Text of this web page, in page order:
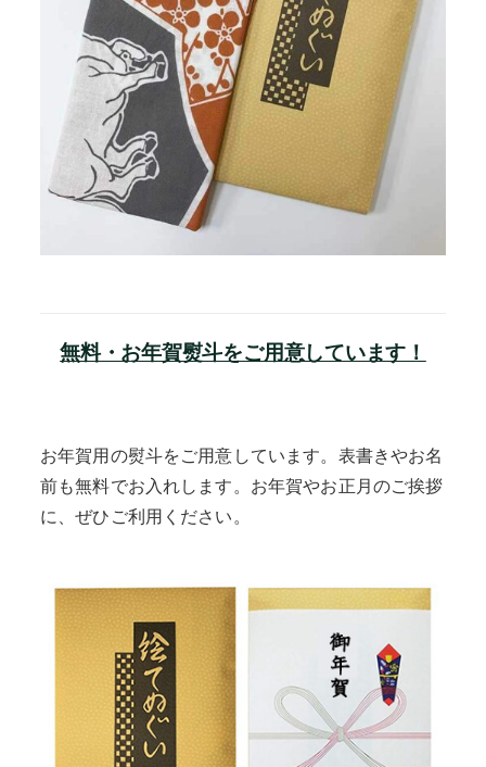
無料・お年賀熨斗をご用意しています！
お年賀用の熨斗をご用意しています。表書きやお名
前も無料でお入れします。お年賀やお正月のご挨拶
に、ぜひご利用ください。